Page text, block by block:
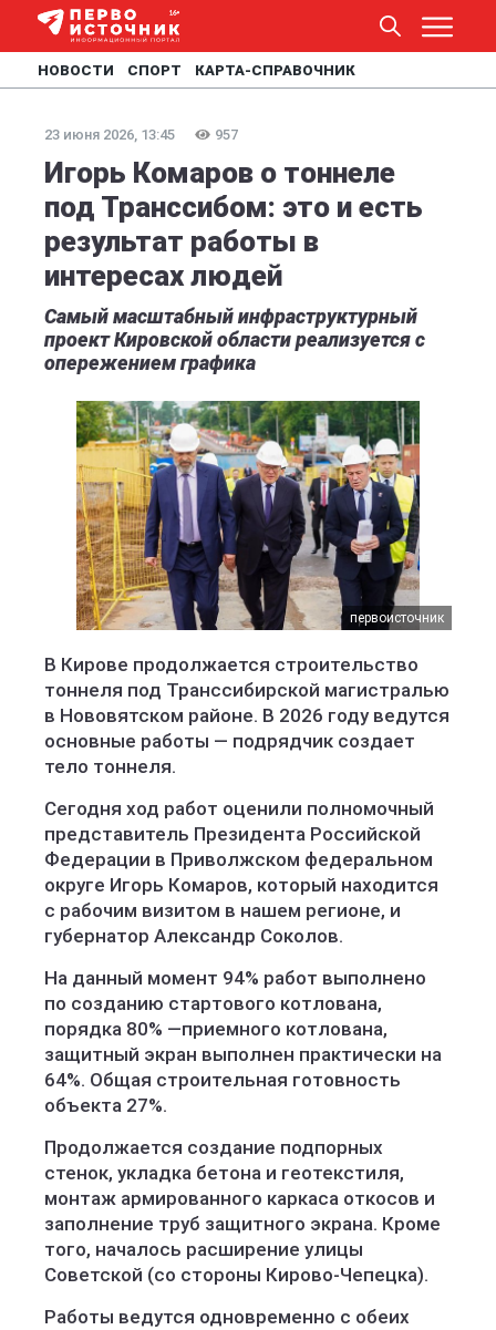
НОВОСТИ СПОРТ КАРТА-СПРАВОЧНИК
23 июня 2026, 13:45 957
Игорь Комаров о тоннеле
под Транссибом: это и есть
результат работы в
интересах людей
Самый масштабный инфраструктурный
проект Кировской области реализуется с
опережением графика
первоисточник
В Кирове продолжается строительство
тоннеля под Транссибирской магистралью
в Нововятском районе. В 2026 году ведутся
основные работы — подрядчик создает
тело тоннеля.
Сегодня ход работ оценили полномочный
представитель Президента Российской
Федерации в Приволжском федеральном
округе Игорь Комаров, который находится
с рабочим визитом в нашем регионе, и
губернатор Александр Соколов.
На данный момент 94% работ выполнено
по созданию стартового котлована,
порядка 80% —приемного котлована,
защитный экран выполнен практически на
64%. Общая строительная готовность
объекта 27%.
Продолжается создание подпорных
стенок, укладка бетона и геотекстиля,
монтаж армированного каркаса откосов и
заполнение труб защитного экрана. Кроме
того, началось расширение улицы
Советской (со стороны Кирово-Чепецка).
Работы ведутся одновременно с обеих